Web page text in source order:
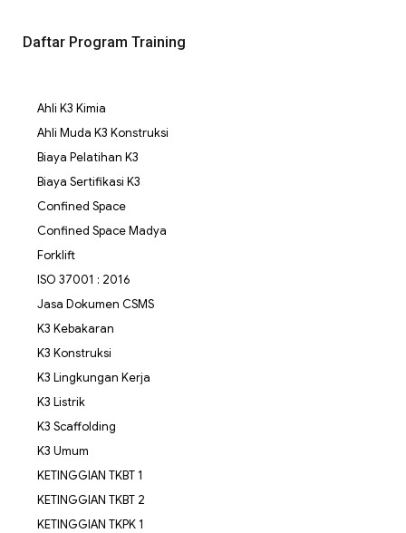
Daftar Program Training
Ahli K3 Kimia
Ahli Muda K3 Konstruksi
Biaya Pelatihan K3
Biaya Sertifikasi K3
Confined Space
Confined Space Madya
Forklift
ISO 37001 : 2016
Jasa Dokumen CSMS
K3 Kebakaran
K3 Konstruksi
K3 Lingkungan Kerja
K3 Listrik
K3 Scaffolding
K3 Umum
KETINGGIAN TKBT 1
KETINGGIAN TKBT 2
KETINGGIAN TKPK 1